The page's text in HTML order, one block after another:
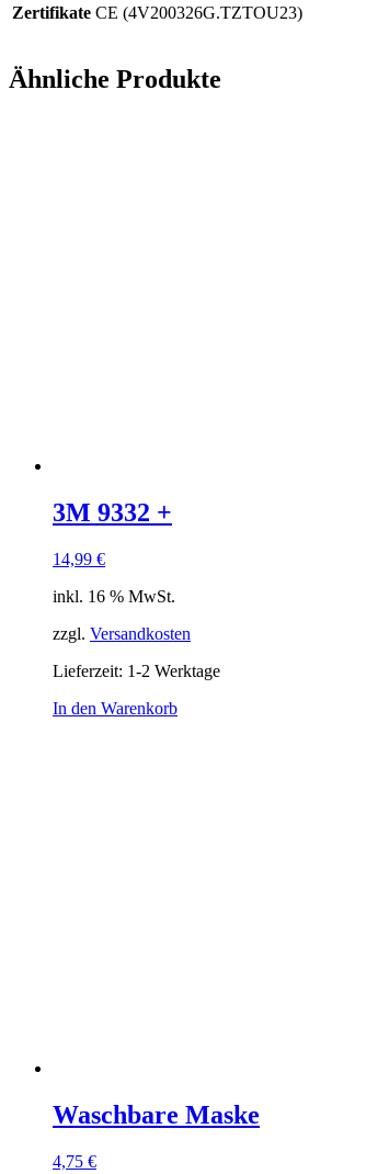
Zertifikate CE (4V200326G.TZTOU23)
Ähnliche Produkte
3M 9332 +
14,99 €
inkl. 16 % MwSt.
zzgl. Versandkosten
Lieferzeit: 1-2 Werktage
In den Warenkorb
Wasch­ba­re Mas­ke
4,75 €